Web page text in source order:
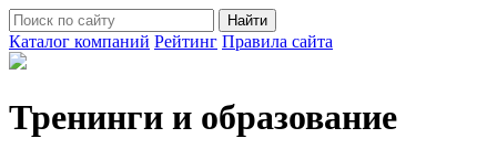
Найти
Каталог компаний Рейтинг Правила сайта
Тренинги и образование